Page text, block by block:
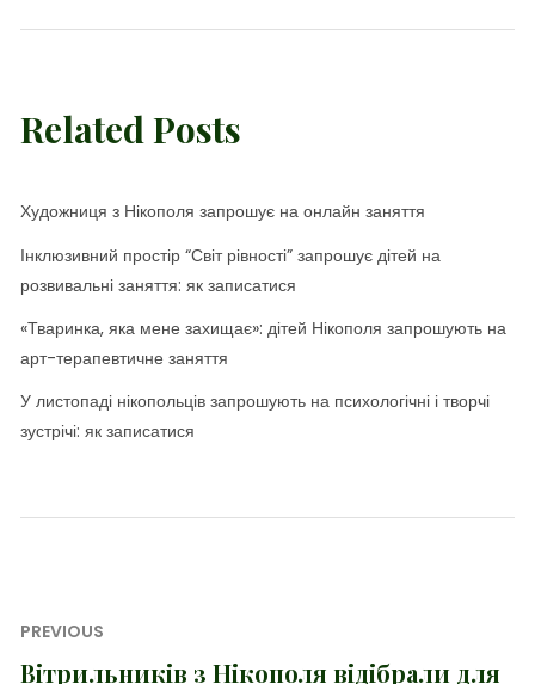
Related Posts
Художниця з Нікополя запрошує на онлайн заняття
Інклюзивний простір “Світ рівності” запрошує дітей на
розвивальні заняття: як записатися
«Тваринка, яка мене захищає»: дітей Нікополя запрошують на
арт-терапевтичне заняття
У листопаді нікопольців запрошують на психологічні і творчі
зустрічі: як записатися
Навігація
записів
PREVIOUS
Previous
Вітрильників з Нікополя відібрали для